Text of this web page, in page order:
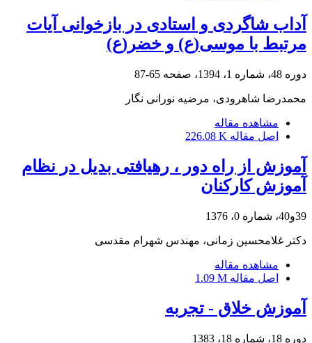
آداب شاگردی و استادی در بازخوانی آیات
مرتبط با موسی(ع) و خضر(ع)
دوره 48، شماره 1، 1394، صفحه 65-87
محمدرضا شاهرودی، مرضیه نورانی نگار
مشاهده مقاله
اصل مقاله 226.08 K
آموزش از راه دور ، رهیافتی بدیل در نظام
آموزش کارکنان
39و40، شماره 0، 1376
دکتر غلامحسین زمانی، مهندس شهرام مقدسی
مشاهده مقاله
اصل مقاله 1.09 M
آموزش خلاق - تجربه
دوره 18، شماره 18، 1383